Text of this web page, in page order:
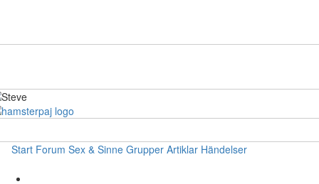
Start Forum Sex & Sinne Grupper Artiklar Händelser